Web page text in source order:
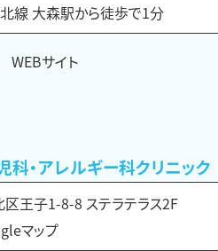
線 大森駅から徒歩で1分
WEBサイト
・アレルギー科クリニック
王子1-8-8 ステラテラス2F
マップ